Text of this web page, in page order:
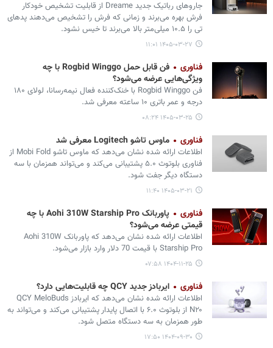
جاروهای رباتیک جدید Dreame از قابلیت تشخیص خودکار
فرش بهره می‌برند و زمانی که فرش را تشخیص می‌دهند پدهای
تی را ۱۰.۵ میلی‌متر بالا می‌برند تا خیس نشود.
۱۴۰۵-۰۳-۲۷ ۱۱:۰۱
فناوری
فن قابل حمل Rogbid Winggo با چه
ویژگی‌هایی عرضه می‏‌شود؟
فن Rogbid Winggo با خنک‌کننده فعال نیمه‌رسانا، لولای ۱۸۰
درجه و عمر باتری ۱۰ ساعته معرفی شد.
۱۴۰۵-۰۳-۲۵ ۰۸:۲۴
فناوری ماوس تاشو Logitech معرفی شد
اطلاعات ارائه شده نشان می‌دهد که ماوس تاشو Mobi Fold از
فناوری بلوتوث ۵.۰ پشتیبانی می‌کند و می‌تواند همزمان با سه
دستگاه دیگر جفت شود.
۱۴۰۵-۰۳-۲۱ ۱۱:۴۰
فناوری
پاوربانک Aohi 310W Starship Pro با چه
قیمتی عرضه می‏‌شود؟
اطلاعات ارائه شده نشان می‌دهد که پاوربانک Aohi 310W
Starship Pro با قیمت 70 دلار وارد بازار می‌‏شود.
۱۴۰۴-۱۱-۲۵ ۰۷:۵۸
فناوری ایربادز جدید QCY چه قابلیت‌هایی دارد؟
اطلاعات ارائه شده نشان می‌دهد که ایربادز QCY MeloBuds
N۲۰ از بلوتوث ۶.۰ با اتصال پایدار پشتیبانی می‌کند و می‌تواند به
طور همزمان به سه دستگاه متصل شود.
۱۴۰۴-۰۹-۳۰ ۱۷:۵۰